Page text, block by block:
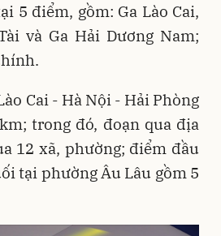
5 điểm, gồm: Ga Lào Cai,
và Ga Hải Dương Nam;
Cai - Hà Nội - Hải Phòng
trong đó, đoạn qua địa
12 xã, phường; điểm đầu
tại phường Âu Lâu gồm 5